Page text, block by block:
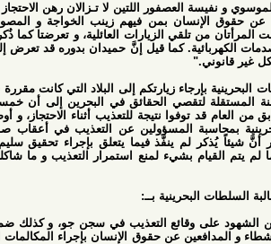
بمن فيهم زينب الخواجة و المصور الصحافي
الزيارات العائلية، و تعرضتا كما ذُكر إلى التعذيب
كما قيل إنَّ حميدان بدوره قد تعرض إلى
بإرجاء زيارتكم إلى البلاد التي كانت مقررة في
المستقلة لتقصي الحقائق في البحرين إلى أن خمسة
نتيجة للتعذيب أثناء الاحتجاز، و أوصت باتخاذ
المسؤولين عن التعذيب في أعقاب صدور توصيات
لم ينفَّذ فيما يتعلق بإجراء تحقيق سليم في
بشيء لمنع استمرار التعذيب و ما شاكله من
بــ:
التعذيب في سجن جو، و كذلك ضمان سلامة
عن حقوق الإنسان بإجراء المكالمات الهاتفية و